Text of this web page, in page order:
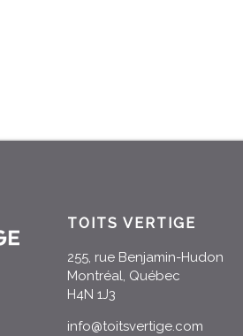
TOITS VERTIGE
255, rue Benjamin-Hudon
Montréal, Québec
H4N 1J3
info@toitsvertige.com